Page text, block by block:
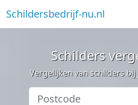
Schildersbedrijf-nu.nl
Schilders
Vergelijken van schilders